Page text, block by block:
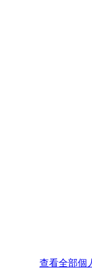
查看全部個